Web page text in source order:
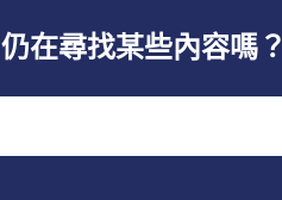
仍在尋找某些內容嗎？